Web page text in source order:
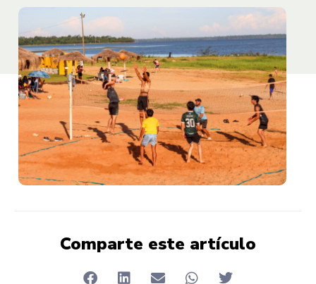
Comparte este artículo